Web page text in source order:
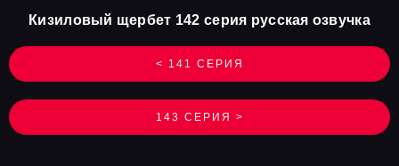
< 141 СЕРИЯ
Кизиловый щербет 142 серия русская озвучка
143 СЕРИЯ >